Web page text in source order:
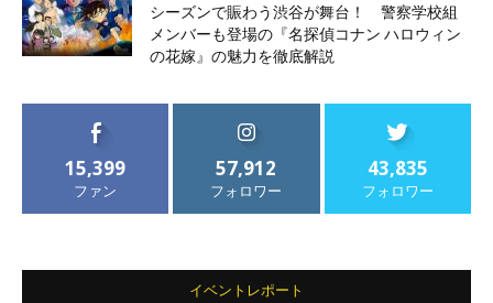
シーズンで賑わう渋谷が舞台！ 警察学校組
メンバーも登場の『名探偵コナン ハロウィン
の花嫁』の魅力を徹底解説
15,399
ファン
57,912
フォロワー
43,835
フォロワー
イベントレポート